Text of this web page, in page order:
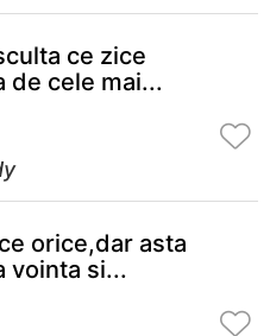
ce zice
de cele mai...
orice,dar asta
vointa si...